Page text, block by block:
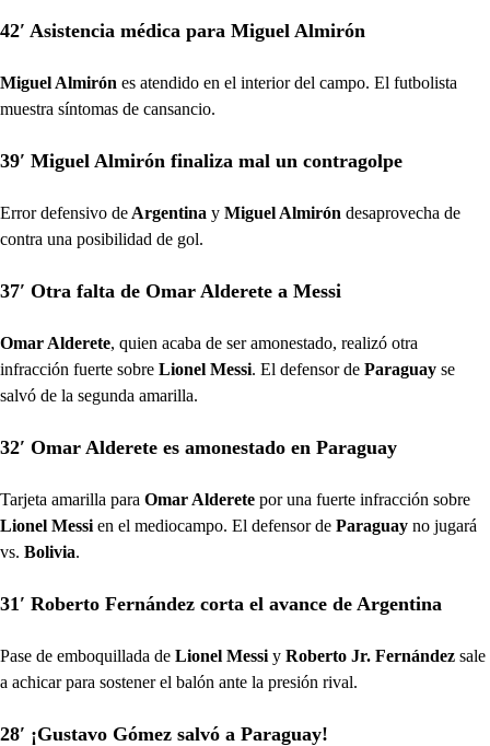
42′ Asistencia médica para Miguel Almirón
Miguel Almirón es atendido en el interior del campo. El futbolista
muestra síntomas de cansancio.
39′ Miguel Almirón finaliza mal un contragolpe
Error defensivo de Argentina y Miguel Almirón desaprovecha de
contra una posibilidad de gol.
37′ Otra falta de Omar Alderete a Messi
Omar Alderete, quien acaba de ser amonestado, realizó otra
infracción fuerte sobre Lionel Messi. El defensor de Paraguay se
salvó de la segunda amarilla.
32′ Omar Alderete es amonestado en Paraguay
Tarjeta amarilla para Omar Alderete por una fuerte infracción sobre
Lionel Messi en el mediocampo. El defensor de Paraguay no jugará
vs. Bolivia.
31′ Roberto Fernández corta el avance de Argentina
Pase de emboquillada de Lionel Messi y Roberto Jr. Fernández sale
a achicar para sostener el balón ante la presión rival.
28′ ¡Gustavo Gómez salvó a Paraguay!